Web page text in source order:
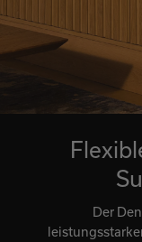
Der